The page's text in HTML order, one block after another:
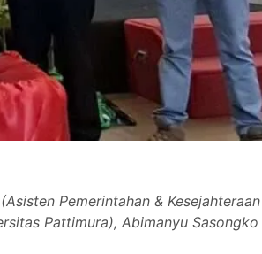
Pemerintahan &
Pattimura), Abimanyu